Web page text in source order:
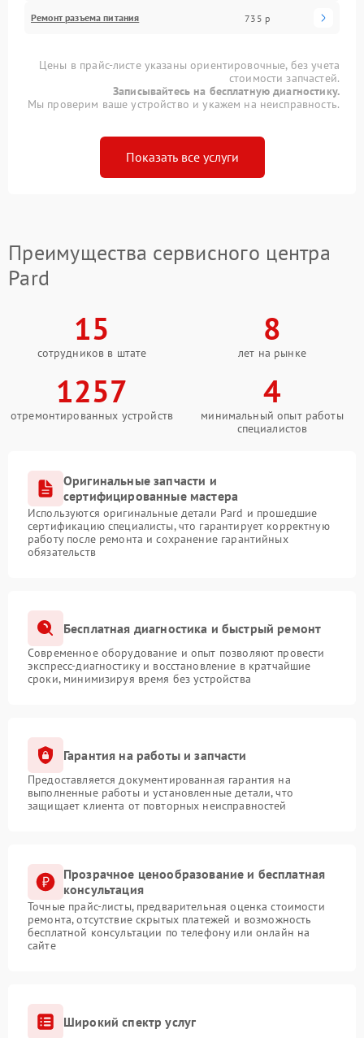
Ремонт разъема питания 735 р
Цены в прайс-листе указаны ориентировочные, без учета
стоимости запчастей.
Записывайтесь на бесплатную диагностику.
Мы проверим ваше устройство и укажем на неисправность.
Показать все услуги
Преимущества сервисного центра
Pard
15
сотрудников в штате
8
лет на рынке
1257
отремонтированных устройств
4
минимальный опыт работы
специалистов
Оригинальные запчасти и
сертифицированные мастера
Используются оригинальные детали Pard и прошедшие
сертификацию специалисты, что гарантирует корректную
работу после ремонта и сохранение гарантийных
обязательств
Бесплатная диагностика и быстрый ремонт
Современное оборудование и опыт позволяют провести
экспресс-диагностику и восстановление в кратчайшие
сроки, минимизируя время без устройства
Гарантия на работы и запчасти
Предоставляется документированная гарантия на
выполненные работы и установленные детали, что
защищает клиента от повторных неисправностей
Прозрачное ценообразование и бесплатная
консультация
Точные прайс-листы, предварительная оценка стоимости
ремонта, отсутствие скрытых платежей и возможность
бесплатной консультации по телефону или онлайн на
сайте
Широкий спектр услуг